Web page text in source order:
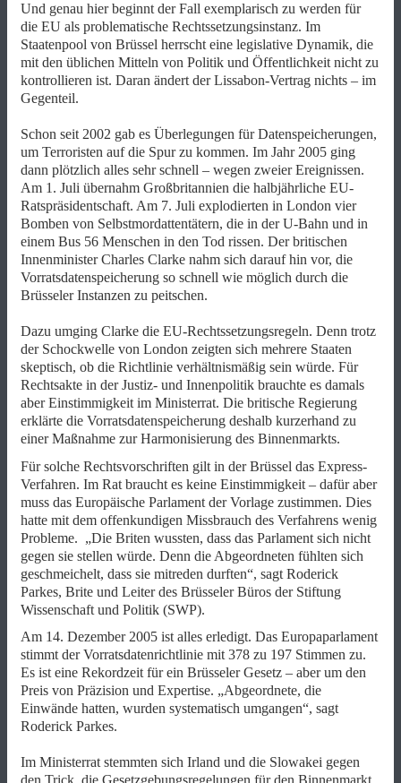
Und genau hier beginnt der Fall exemplarisch zu werden für
die EU als problematische Rechtssetzungsinstanz. Im
Staatenpool von Brüssel herrscht eine legislative Dynamik, die
mit den üblichen Mitteln von Politik und Öffentlichkeit nicht zu
kontrollieren ist. Daran ändert der Lissabon-Vertrag nichts – im
Gegenteil.
Schon seit 2002 gab es Überlegungen für Datenspeicherungen,
um Terroristen auf die Spur zu kommen. Im Jahr 2005 ging
dann plötzlich alles sehr schnell – wegen zweier Ereignissen.
Am 1. Juli übernahm Großbritannien die halbjährliche EU-
Ratspräsidentschaft. Am 7. Juli explodierten in London vier
Bomben von Selbstmordattentätern, die in der U-Bahn und in
einem Bus 56 Menschen in den Tod rissen. Der britischen
Innenminister Charles Clarke nahm sich darauf hin vor, die
Vorratsdatenspeicherung so schnell wie möglich durch die
Brüsseler Instanzen zu peitschen.
Dazu umging Clarke die EU-Rechtssetzungsregeln. Denn trotz
der Schockwelle von London zeigten sich mehrere Staaten
skeptisch, ob die Richtlinie verhältnismäßig sein würde. Für
Rechtsakte in der Justiz- und Innenpolitik brauchte es damals
aber Einstimmigkeit im Ministerrat. Die britische Regierung
erklärte die Vorratsdatenspeicherung deshalb kurzerhand zu
einer Maßnahme zur Harmonisierung des Binnenmarkts.
Für solche Rechtsvorschriften gilt in der Brüssel das Express-
Verfahren. Im Rat braucht es keine Einstimmigkeit – dafür aber
muss das Europäische Parlament der Vorlage zustimmen. Dies
hatte mit dem offenkundigen Missbrauch des Verfahrens wenig
Probleme. „Die Briten wussten, dass das Parlament sich nicht
gegen sie stellen würde. Denn die Abgeordneten fühlten sich
geschmeichelt, dass sie mitreden durften“, sagt Roderick
Parkes, Brite und Leiter des Brüsseler Büros der Stiftung
Wissenschaft und Politik (SWP).
Am 14. Dezember 2005 ist alles erledigt. Das Europaparlament
stimmt der Vorratsdatenrichtlinie mit 378 zu 197 Stimmen zu.
Es ist eine Rekordzeit für ein Brüsseler Gesetz – aber um den
Preis von Präzision und Expertise. „Abgeordnete, die
Einwände hatten, wurden systematisch umgangen“, sagt
Roderick Parkes.
Im Ministerrat stemmten sich Irland und die Slowakei gegen
den Trick, die Gesetzgebungsregelungen für den Binnenmarkt